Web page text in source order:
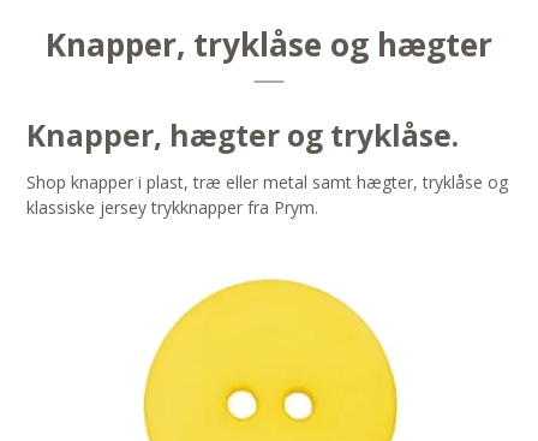
Knapper, tryklåse og hægter
Knapper, hægter og tryklåse.
Shop knapper i plast, træ eller metal samt hægter, tryklåse og
klassiske jersey trykknapper fra Prym.